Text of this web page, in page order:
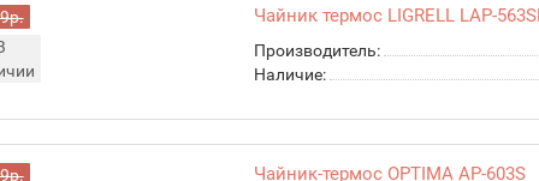
Чайник термос LIGRELL LAP-
Производитель:
Наличие:
Чайник-термос OPTIMA AP-603S